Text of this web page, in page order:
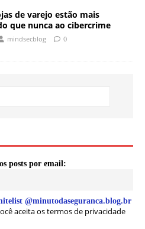
de varejo estão mais
que nunca ao cibercrime
mindsecblog 0
posts por email:
@minutodaseguranca.blog.br
aceita os termos de privacidade